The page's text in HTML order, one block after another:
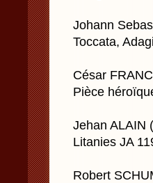
Johann
Toccata,
César
Pièce
Jehan ALAIN
Litanies JA
Robert